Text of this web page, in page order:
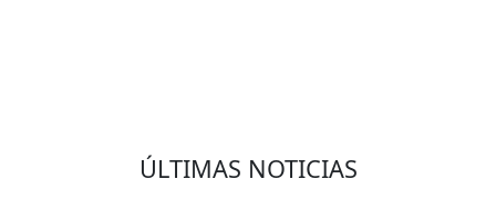
ÚLTIMAS NOTICIAS